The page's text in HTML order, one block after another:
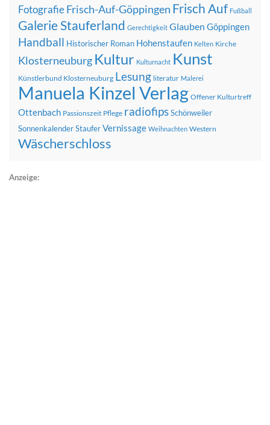
FotografieFrisch-Auf-Göppingen Frisch Auf Fußball
Galerie Stauferland Gerechtigkeit Glauben Göppingen
Handball Historischer Roman Hohenstaufen Kelten Kirche
Klosterneuburg Kultur Kulturnacht Kunst
Künstlerbund Klosterneuburg Lesung literatur Malerei
Manuela Kinzel Verlag Offener Kulturtreff
Ottenbach Passionszeit Pflege radiofipsSchönweiler
SonnenkalenderStauferVernissage Weihnachten Western
Wäscherschloss
Anzeige: